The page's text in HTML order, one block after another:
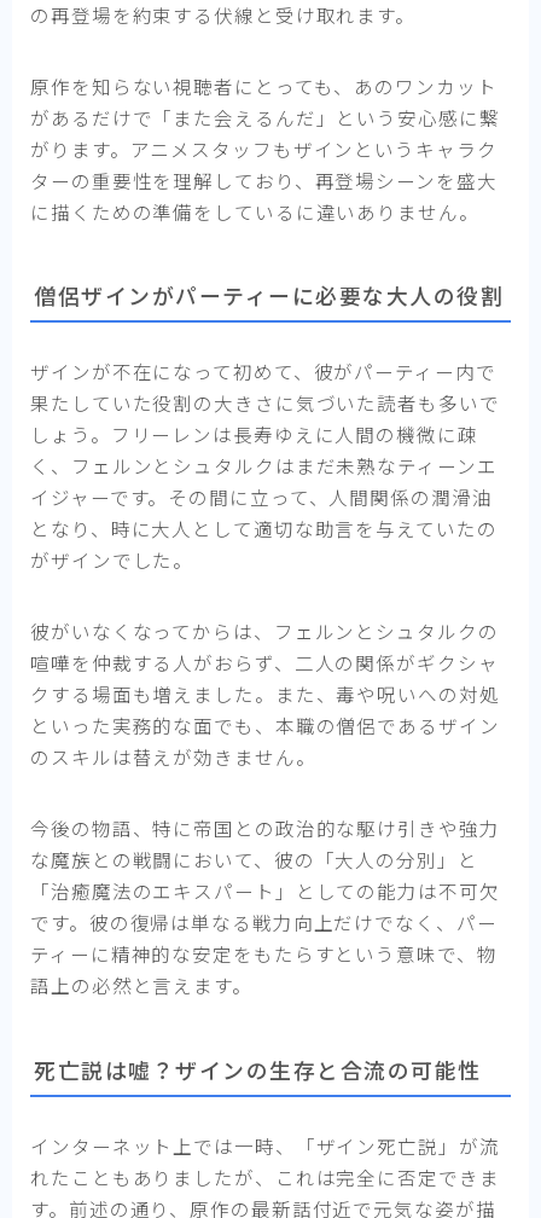
の再登場を約束する伏線と受け取れます。
原作を知らない視聴者にとっても、あのワンカット
があるだけで「また会えるんだ」という安心感に繋
がります。アニメスタッフもザインというキャラク
ターの重要性を理解しており、再登場シーンを盛大
に描くための準備をしているに違いありません。
僧侶ザインがパーティーに必要な大人の役割
ザインが不在になって初めて、彼がパーティー内で
果たしていた役割の大きさに気づいた読者も多いで
しょう。フリーレンは長寿ゆえに人間の機微に疎
く、フェルンとシュタルクはまだ未熟なティーンエ
イジャーです。その間に立って、人間関係の潤滑油
となり、時に大人として適切な助言を与えていたの
がザインでした。
彼がいなくなってからは、フェルンとシュタルクの
喧嘩を仲裁する人がおらず、二人の関係がギクシャ
クする場面も増えました。また、毒や呪いへの対処
といった実務的な面でも、本職の僧侶であるザイン
のスキルは替えが効きません。
今後の物語、特に帝国との政治的な駆け引きや強力
な魔族との戦闘において、彼の「大人の分別」と
「治癒魔法のエキスパート」としての能力は不可欠
です。彼の復帰は単なる戦力向上だけでなく、パー
ティーに精神的な安定をもたらすという意味で、物
語上の必然と言えます。
死亡説は嘘？ザインの生存と合流の可能性
インターネット上では一時、「ザイン死亡説」が流
れたこともありましたが、これは完全に否定できま
す。前述の通り、原作の最新話付近で元気な姿が描